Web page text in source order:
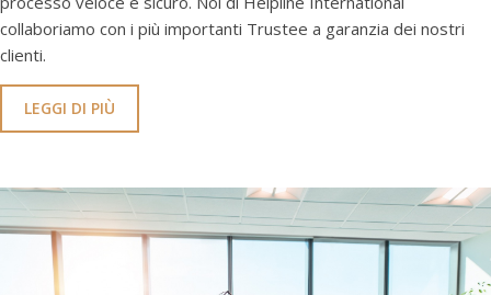
collaboriamo con i più importanti Trustee a garanzia dei nostri
clienti.
LEGGI DI PIÙ